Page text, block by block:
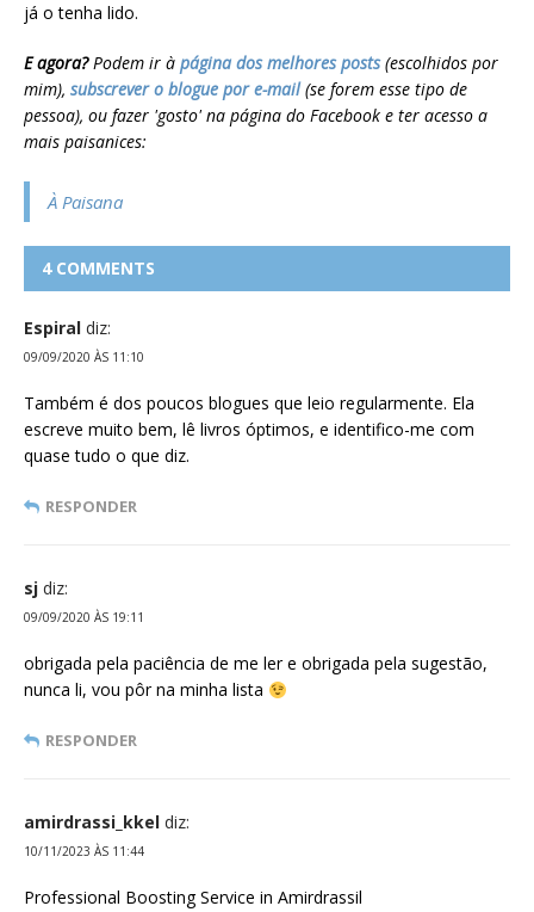
já o tenha lido.
E agora?Podem ir à página dos melhores posts(escolhidos por
mim), subscrever o blogue por e-mail(se forem esse tipo de
pessoa), ou fazer 'gosto' na página do Facebook e ter acesso a
mais paisanices:
À Paisana
4 COMMENTS
Espiral diz:
09/09/2020 ÀS 11:10
Também é dos poucos blogues que leio regularmente. Ela
escreve muito bem, lê livros óptimos, e identifico-me com
quase tudo o que diz.
RESPONDER
sj diz:
09/09/2020 ÀS 19:11
obrigada pela paciência de me ler e obrigada pela sugestão,
nunca li, vou pôr na minha lista
RESPONDER
amirdrassi_kkel diz:
10/11/2023 ÀS 11:44
Professional Boosting Service in Amirdrassil